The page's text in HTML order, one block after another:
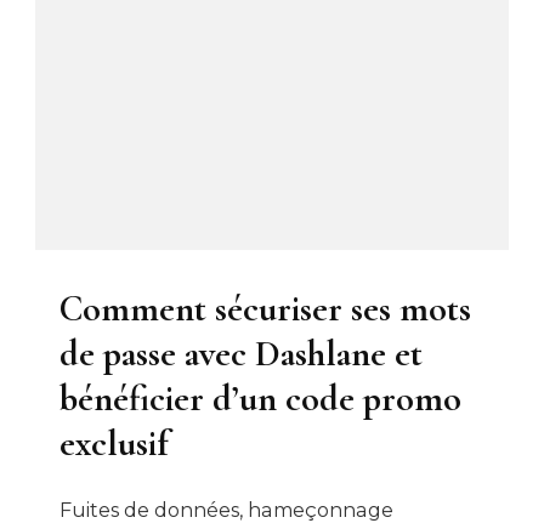
Comment sécuriser ses mots
de passe avec Dashlane et
bénéficier d’un code promo
exclusif
Fuites de données, hameçonnage